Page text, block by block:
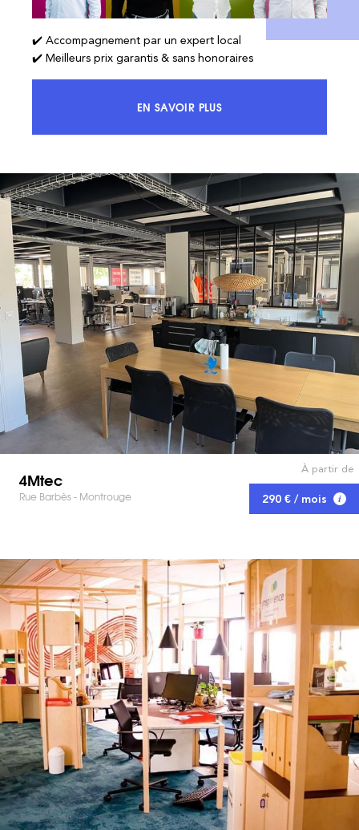
✔️ Accompagnement par un expert local
✔️ Meilleurs prix garantis & sans honoraires
EN SAVOIR PLUSACCÉDEZ À 100% DU MARCHÉ ET
4Mtec
Rue Barbès - Montrouge
À partir de
290 € / mois